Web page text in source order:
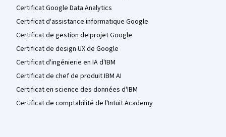
Certificat Google Data Analytics
Certificat d'assistance informatique Google
Certificat de gestion de projet Google
Certificat de design UX de Google
Certificat d'ingénierie en IA d'IBM
Certificat de chef de produit IBM AI
Certificat en science des données d'IBM
Certificat de comptabilité de l'Intuit Academy